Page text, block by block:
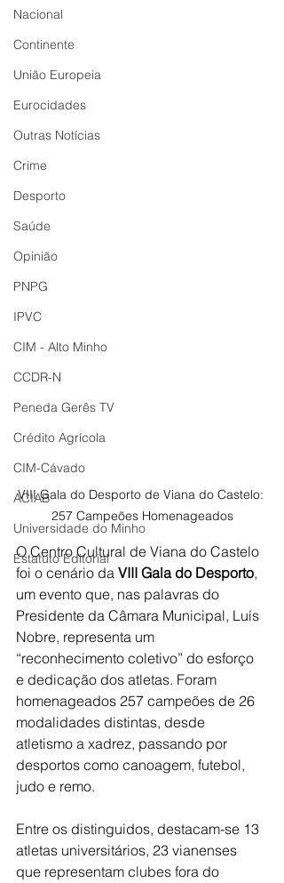
Nacional
Continente
União Europeia
Eurocidades
Outras Notícias
Crime
Desporto
Saúde
Opinião
PNPG
IPVC
CIM - Alto Minho
CCDR-N
Peneda Gerês TV
Crédito Agrícola
CIM-Cávado
ACIAB
Universidade do Minho
Estatuto Editorial
VIII Gala do Desporto de Viana do Castelo:
257 Campeões Homenageados
O Centro Cultural de Viana do Castelo
foi o cenário da VIII Gala do Desporto,
um evento que, nas palavras do
Presidente da Câmara Municipal, Luís
Nobre, representa um
“reconhecimento coletivo” do esforço
e dedicação dos atletas. Foram
homenageados 257 campeões de 26
modalidades distintas, desde
atletismo a xadrez, passando por
desportos como canoagem, futebol,
judo e remo.
Entre os distinguidos, destacam-se 13
atletas universitários, 23 vianenses
que representam clubes fora do